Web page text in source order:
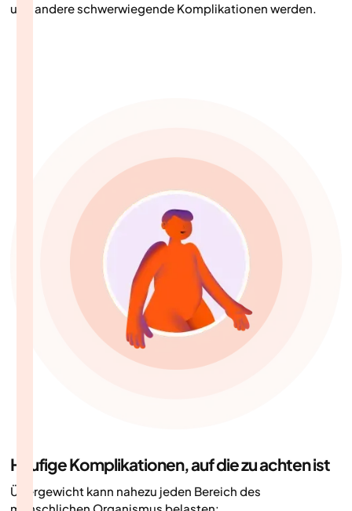
und andere schwerwiegende Komplikationen werden.
Häufige Komplikationen, auf die zu achten ist
Übergewicht kann nahezu jeden Bereich des